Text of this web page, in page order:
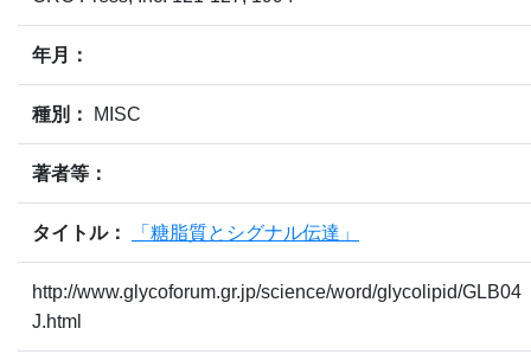
年月：
種別： MISC
著者等：
タイトル： 「糖脂質とシグナル伝達」
http://www.glycoforum.gr.jp/science/word/glycolipid/GLB04
J.html